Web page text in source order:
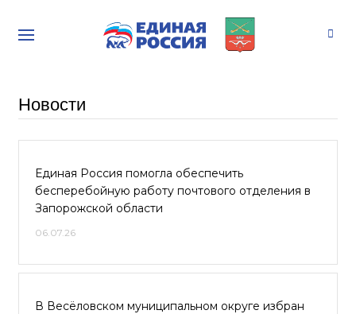
Новости
Единая Россия помогла обеспечить
бесперебойную работу почтового отделения в
Запорожской области
06.07.26
В Весёловском муниципальном округе избран